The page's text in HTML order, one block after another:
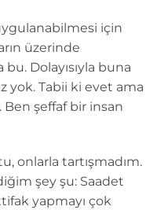
için
üzerinde
Dolayısıyla buna
yok. Tabii ki evet ama
şeffaf bir insan
onlarla tartışmadım.
şey şu: Saadet
yapmayı çok